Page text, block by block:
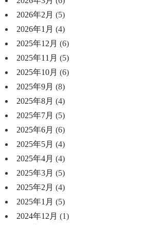
2026年2月 (5)
2026年1月 (4)
2025年12月 (6)
2025年11月 (5)
2025年10月 (6)
2025年9月 (8)
2025年8月 (4)
2025年7月 (5)
2025年6月 (6)
2025年5月 (4)
2025年4月 (4)
2025年3月 (5)
2025年2月 (4)
2025年1月 (5)
2024年12月 (1)